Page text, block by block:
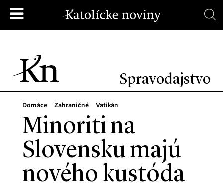
Spravodajstvo
Domáce Zahraničné Vatikán
Minoriti na
Slovensku majú
nového kustóda